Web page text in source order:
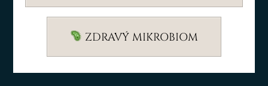
ZDRAVÝ MIKROBIOM